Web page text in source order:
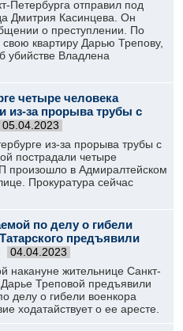
Петербурга отправил под
Дмитрия Касинцева. Он
о преступлении. По
квартиру Дарью Трепову,
убийстве Владлена
четыре человека
из-за прорыва трубы с
05.04.2023
из-за прорыва трубы с
пострадали четыре
произошло в Адмиралтейском
Прокуратура сейчас
по делу о гибели
предъявили
04.04.2023
накануне жительнице Санкт-
Треповой предъявили
делу о гибели военкора
ходатайствует о ее аресте.